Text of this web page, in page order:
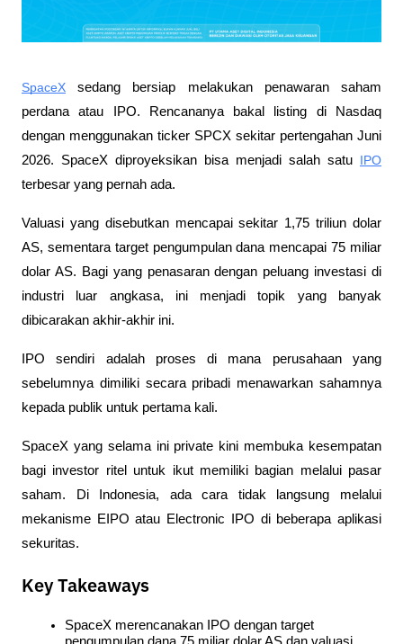
SpaceX sedang bersiap melakukan penawaran saham
perdana atau IPO. Rencananya bakal listing di Nasdaq
dengan menggunakan ticker SPCX sekitar pertengahan Juni
2026. SpaceX diproyeksikan bisa menjadi salah satu IPO
terbesar yang pernah ada.
Valuasi yang disebutkan mencapai sekitar 1,75 triliun dolar
AS, sementara target pengumpulan dana mencapai 75 miliar
dolar AS. Bagi yang penasaran dengan peluang investasi di
industri luar angkasa, ini menjadi topik yang banyak
dibicarakan akhir-akhir ini.
IPO sendiri adalah proses di mana perusahaan yang
sebelumnya dimiliki secara pribadi menawarkan sahamnya
kepada publik untuk pertama kali.
SpaceX yang selama ini private kini membuka kesempatan
bagi investor ritel untuk ikut memiliki bagian melalui pasar
saham. Di Indonesia, ada cara tidak langsung melalui
mekanisme EIPO atau Electronic IPO di beberapa aplikasi
sekuritas.
Key Takeaways
SpaceX merencanakan IPO dengan target